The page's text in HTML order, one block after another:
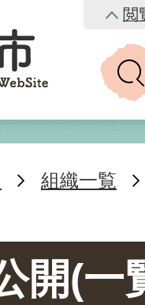
閲
組織一覧
開(一